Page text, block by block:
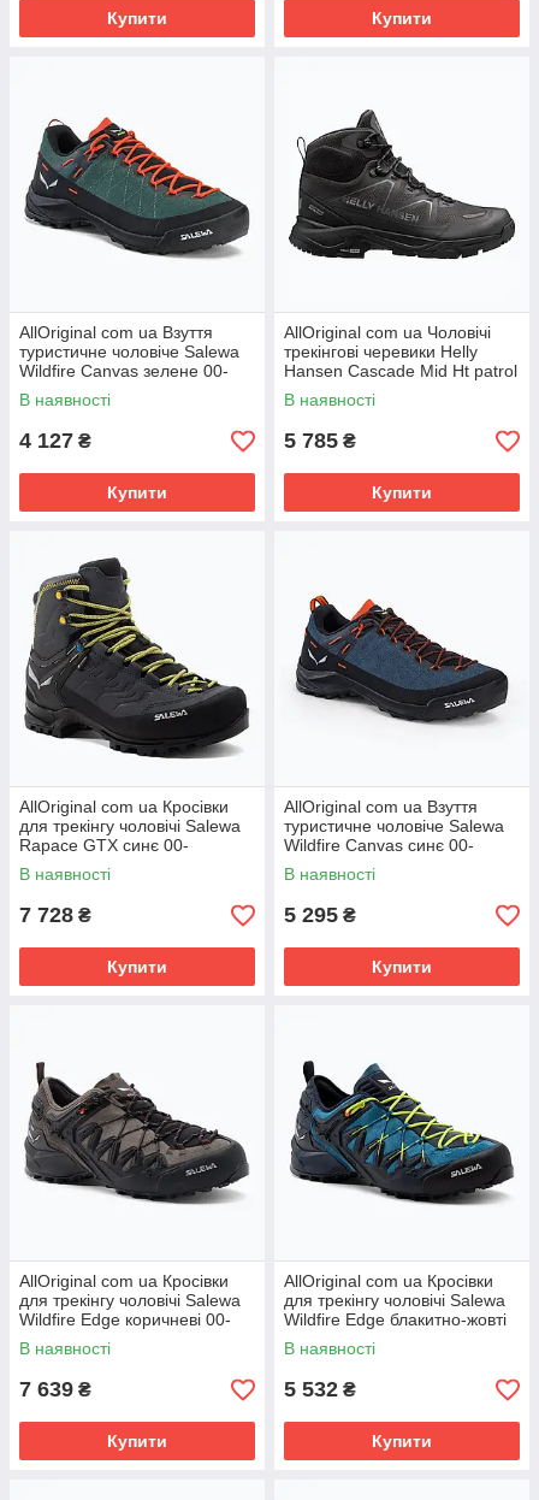
Купити Купити
AllOriginal com ua Взуття
туристичне чоловіче Salewa
Wildfire Canvas зелене 00-
0000061406 РОЗМІРИ
ЗАПИТУЙТЕ
В наявності
4 127 ₴
Купити
AllOriginal com ua Чоловічі
трекінгові черевики Helly
Hansen Cascade Mid Ht patrol
orange РОЗМІРИ
ЗАПИТУЙТЕ
В наявності
5 785 ₴
Купити
AllOriginal com ua Кросівки
для трекінгу чоловічі Salewa
Rapace GTX синє 00-
0000061332 РОЗМІРИ
ЗАПИТУЙТЕ
В наявності
7 728 ₴
Купити
AllOriginal com ua Взуття
туристичне чоловіче Salewa
Wildfire Canvas синє 00-
0000061406 РОЗМІРИ
ЗАПИТУЙТЕ
В наявності
5 295 ₴
Купити
AllOriginal com ua Кросівки
для трекінгу чоловічі Salewa
Wildfire Edge коричневі 00-
0000061346 РОЗМІРИ
В наявності
7 639 ₴
Купити
AllOriginal com ua Кросівки
для трекінгу чоловічі Salewa
Wildfire Edge блакитно-жовті
0000061346 РОЗМІРИ
В наявності
5 532 ₴
Купити